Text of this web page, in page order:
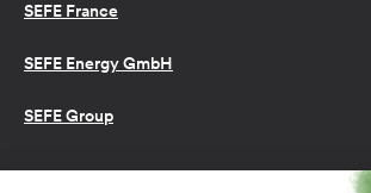
SEFE France
SEFE Energy GmbH
SEFE Group